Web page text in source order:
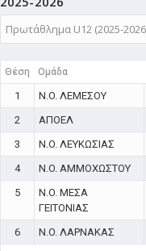
Θέση Ομάδα
1 N.O. ΛΕΜΕΣΟΥ
2
ΑΠΟΕΛ
3
N.O. ΛΕΥΚΩΣΙΑΣ
4
N.O. ΑΜΜΟΧΩΣΤΟΥ
5
N.O. ΜΕΣΑ
ΓΕΙΤΟΝΙΑΣ
6 N.O. ΛΑΡΝΑΚΑΣ